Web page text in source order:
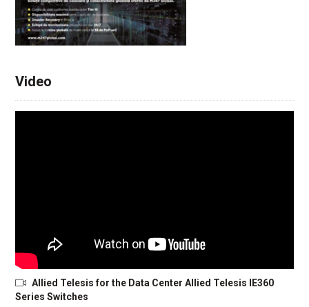
Video
Allied Telesis for the Data Center Allied Telesis IE360
Series Switches